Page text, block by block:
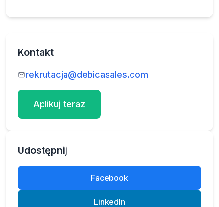
Kontakt
rekrutacja@debicasales.com
Aplikuj teraz
Udostępnij
Facebook
LinkedIn